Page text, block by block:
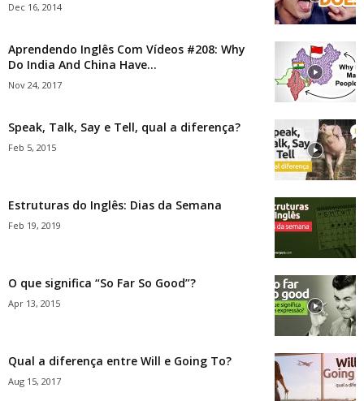
Dec 16, 2014
Aprendendo Inglês Com Vídeos #208: Why
Do India And China Have...
Nov 24, 2017
Speak, Talk, Say e Tell, qual a diferença?
Feb 5, 2015
Estruturas do Inglês: Dias da Semana
Feb 19, 2019
O que significa “So Far So Good”?
Apr 13, 2015
Qual a diferença entre Will e Going To?
Aug 15, 2017